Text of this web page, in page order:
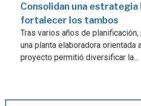
Consolidan una
fortalecer los tambos
Tras varios años de
una planta elaboradora orientada
proyecto permitió diversificar la...